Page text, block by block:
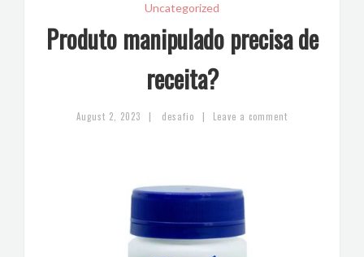
Uncategorized
Produto manipulado precisa de
receita?
August 2, 2023 | desafio | Leave a comment